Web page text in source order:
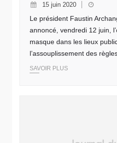
15 juin 2020
Le président Faustin
annoncé, vendredi 12 juin,
masque dans les lieux
l’assouplissement des
SAVOIR PLUS